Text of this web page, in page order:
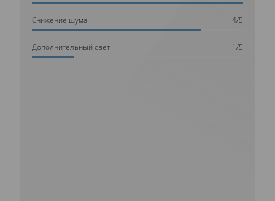
Cнижение шума 4/5
Дополнительный свет 1/5